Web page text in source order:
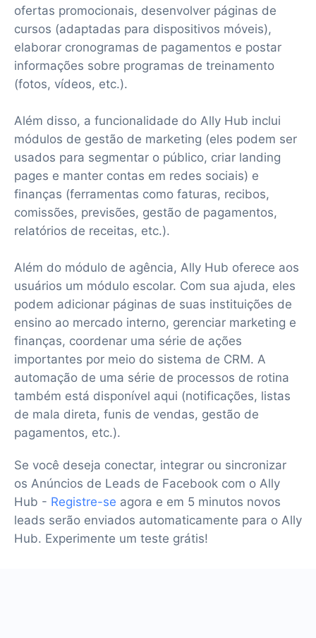
ofertas promocionais, desenvolver páginas de
cursos (adaptadas para dispositivos móveis),
elaborar cronogramas de pagamentos e postar
informações sobre programas de treinamento
(fotos, vídeos, etc.).
Além disso, a funcionalidade do Ally Hub inclui
módulos de gestão de marketing (eles podem ser
usados para segmentar o público, criar landing
pages e manter contas em redes sociais) e
finanças (ferramentas como faturas, recibos,
comissões, previsões, gestão de pagamentos,
relatórios de receitas, etc.).
Além do módulo de agência, Ally Hub oferece aos
usuários um módulo escolar. Com sua ajuda, eles
podem adicionar páginas de suas instituições de
ensino ao mercado interno, gerenciar marketing e
finanças, coordenar uma série de ações
importantes por meio do sistema de CRM. A
automação de uma série de processos de rotina
também está disponível aqui (notificações, listas
de mala direta, funis de vendas, gestão de
pagamentos, etc.).
Se você deseja conectar, integrar ou sincronizar
os Anúncios de Leads de Facebook com o Ally
Hub - Registre-se agora e em 5 minutos novos
leads serão enviados automaticamente para o Ally
Hub. Experimente um teste grátis!